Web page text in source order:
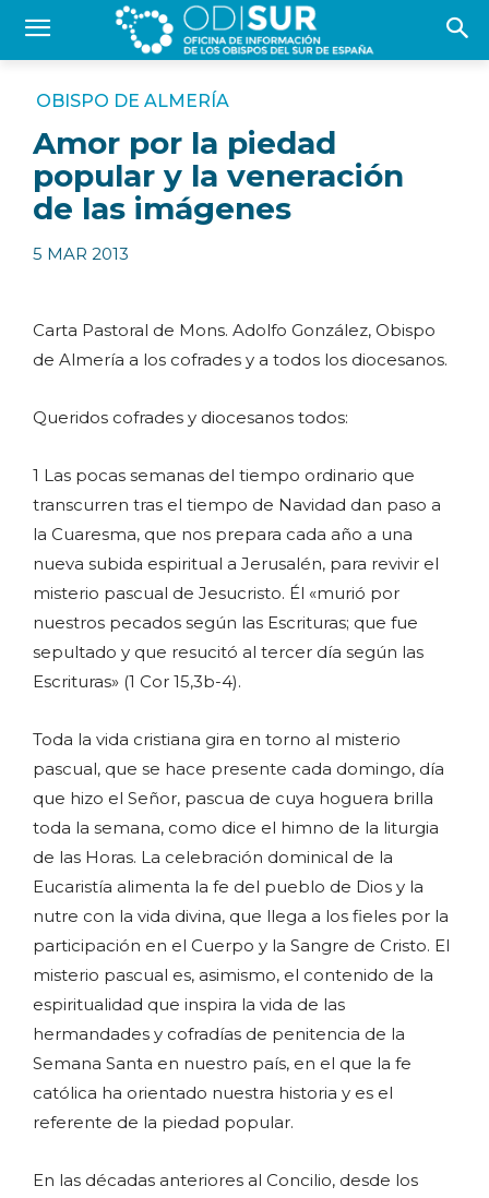
OBISPO DE ALMERÍA
Amor por la piedad
popular y la veneración
de las imágenes
5 MAR 2013
Carta Pastoral de Mons. Adolfo González, Obispo
de Almería a los cofrades y a todos los diocesanos.
Queridos cofrades y diocesanos todos:
1 Las pocas semanas del tiempo ordinario que
transcurren tras el tiempo de Navidad dan paso a
la Cuaresma, que nos prepara cada año a una
nueva subida espiritual a Jerusalén, para revivir el
misterio pascual de Jesucristo. Él «murió por
nuestros pecados según las Escrituras; que fue
sepultado y que resucitó al tercer día según las
Escrituras» (1 Cor 15,3b-4).
Toda la vida cristiana gira en torno al misterio
pascual, que se hace presente cada domingo, día
que hizo el Señor, pascua de cuya hoguera brilla
toda la semana, como dice el himno de la liturgia
de las Horas. La celebración dominical de la
Eucaristía alimenta la fe del pueblo de Dios y la
nutre con la vida divina, que llega a los fieles por la
participación en el Cuerpo y la Sangre de Cristo. El
misterio pascual es, asimismo, el contenido de la
espiritualidad que inspira la vida de las
hermandades y cofradías de penitencia de la
Semana Santa en nuestro país, en el que la fe
católica ha orientado nuestra historia y es el
referente de la piedad popular.
En las décadas anteriores al Concilio, desde los